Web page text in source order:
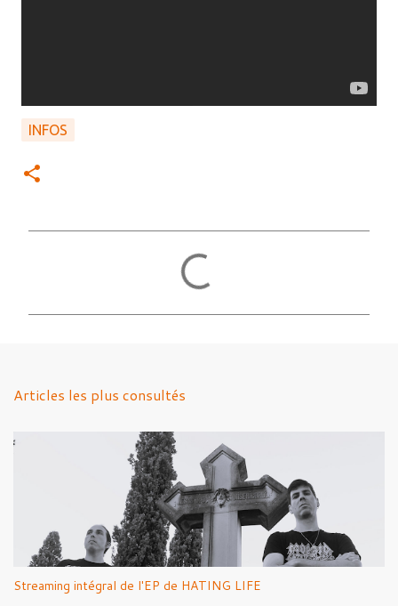
INFOS
Articles les plus consultés
Streaming intégral de l'EP de HATING LIFE